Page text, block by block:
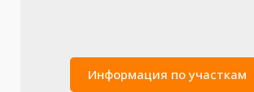
Информация по участкам